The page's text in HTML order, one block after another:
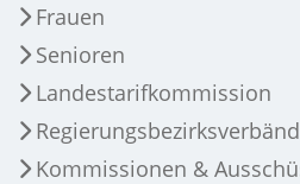
Frauen
Senioren
Landestarifkommission
Kommissionen &